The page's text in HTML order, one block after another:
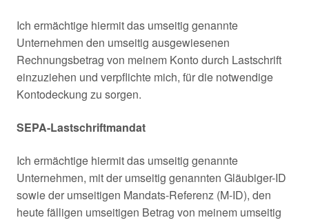
Ich ermächtige hiermit das umseitig genannte
Unternehmen den umseitig ausgewiesenen
Rechnungsbetrag von meinem Konto durch Lastschrift
einzuziehen und verpflichte mich, für die notwendige
Kontodeckung zu sorgen.
SEPA-Lastschriftmandat
Ich ermächtige hiermit das umseitig genannte
Unternehmen, mit der umseitig genannten Gläubiger-ID
sowie der umseitigen Mandats-Referenz (M-ID), den
heute fälligen umseitigen Betrag von meinem umseitig